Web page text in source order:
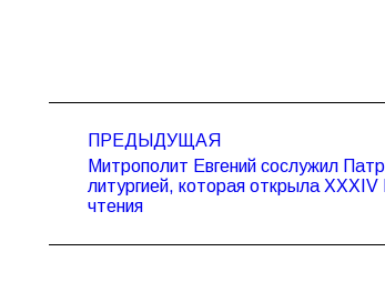
записям
ПРЕДЫДУЩАЯ
Предыдущая
запись:
Митрополит Евгений сослужил
литургией, которая открыла
чтения